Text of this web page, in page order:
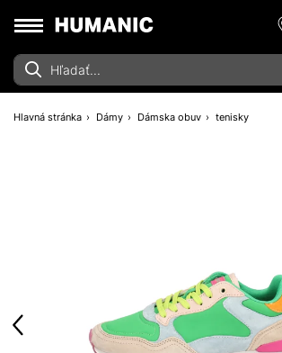
Hlavná stránka Dámy Dámska obuv tenisky